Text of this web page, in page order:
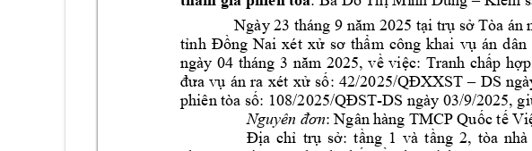
Ngày 23 tháng 9 năm 2025 tại trụ sở Tòa án
tỉnh Đồng Nai xét xử sơ thẩm công khai vụ án dân
ngày 04 tháng 3 năm 2025, về việc: Tranh chấp hợp
đưa vụ án ra xét xử số: 42/2025/QĐXXST – DS
phiên tòa số: 108/2025/QĐST-DS ngày 03/9/2025, gi
Nguyên đơn: Ngân hàng TMCP Quốc tế
Địa chỉ trụ sở: tầng 1 và tầng 2, tòa nhà